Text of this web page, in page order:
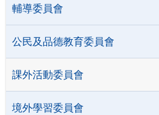
輔導委員會
公民及品德教育委員會
課外活動委員會
境外學習委員會